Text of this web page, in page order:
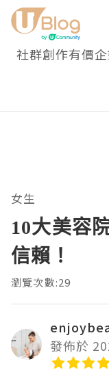
社群創作有價
女生
10大美容
信賴！
瀏覽次數:29
發佈於